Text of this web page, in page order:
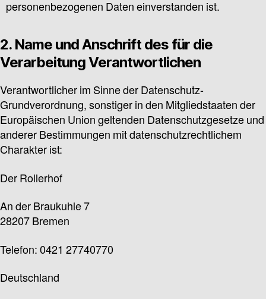
personenbezogenen Daten einverstanden ist.
2. Name und Anschrift des für die
Verarbeitung Verantwortlichen
Verantwortlicher im Sinne der Datenschutz-
Grundverordnung, sonstiger in den Mitgliedstaaten der
Europäischen Union geltenden Datenschutzgesetze und
anderer Bestimmungen mit datenschutzrechtlichem
Charakter ist:
Der Rollerhof
An der Braukuhle 7
28207 Bremen
Telefon: 0421 27740770
Deutschland